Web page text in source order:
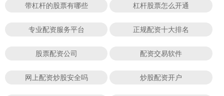
带杠杆的股票有哪些 杠杆股票怎么开通
专业配资服务平台 正规配资十大排名
股票配资公司 配资交易软件
网上配资炒股安全吗 炒股配资开户